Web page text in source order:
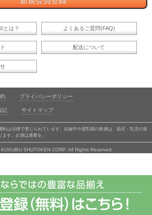
とは？ よくあるご質問(FAQ)
配送について
プライバシーポリシー
記 サイトマップ
転は法律で禁じられています。妊娠中や授乳期の飲酒は、胎児・乳児の発
す。お酒は適量を。
SHUTOKEN CORP. All Rights Reserved.